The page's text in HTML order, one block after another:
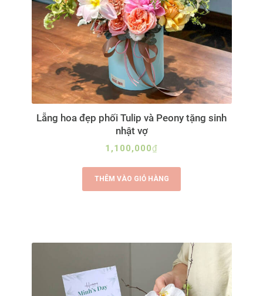
Lẵng hoa đẹp phối Tulip và Peony tặng sinh
nhật vợ
1,100,000₫
THÊM VÀO GIỎ HÀNG